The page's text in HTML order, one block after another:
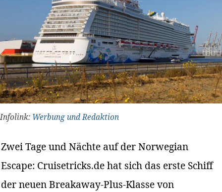
Infolink: Werbung und Redaktion
Zwei Tage und Nächte auf der Norwegian
Escape: Cruisetricks.de hat sich das erste Schiff
der neuen Breakaway-Plus-Klasse von